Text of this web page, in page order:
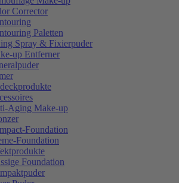
Corrector
Paletten
Spray & Fixierpuder
up Entferner
Aging Make-up
Foundation
Foundation
Foundation